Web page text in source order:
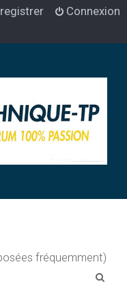
Connexion
fréquemment)